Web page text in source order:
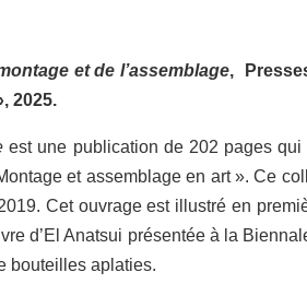
et de l’assemblage,
2025.
est une publication de 202 pages qui
et assemblage en art ». Ce
Cet ouvrage est illustré en
d’El Anatsui présentée à la
bouteilles aplaties.